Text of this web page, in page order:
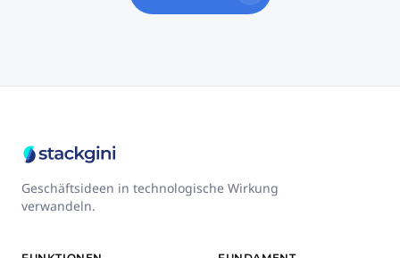
Geschäftsideen in technologische Wirkung
verwandeln.